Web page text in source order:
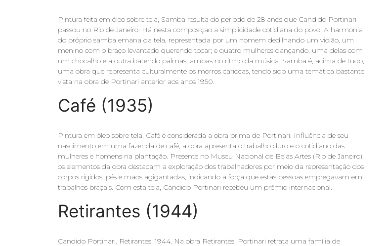
Pintura feita em óleo sobre tela, Samba resulta do período de 28 anos que Candido Portinari
passou no Rio de Janeiro. Há nesta composição a simplicidade cotidiana do povo. A harmonia
do próprio samba emana da tela, representada por um homem dedilhando um violão, um
menino com o braço levantado querendo tocar; e quatro mulheres dançando, uma delas com
um chocalho e a outra batendo palmas, ambas no ritmo da música. Samba é, acima de tudo,
uma obra que representa culturalmente os morros cariocas, tendo sido uma temática bastante
vista na obra de Portinari anterior aos anos 1950.
Café (1935)
Pintura em óleo sobre tela, Café é considerada a obra prima de Portinari. Influência de seu
nascimento em uma fazenda de café, a obra apresenta o trabalho duro e o cotidiano das
mulheres e homens na plantação. Presente no Museu Nacional de Belas Artes (Rio de Janeiro),
os elementos da obra destacam a exploração dos trabalhadores por meio da representação dos
corpos rígidos, pés e mãos agigantadas, indicando a força que estas pessoas empregavam em
trabalhos braçais. Com esta tela, Candido Portinari recebeu um prêmio internacional.
Retirantes (1944)
Candido Portinari. Retirantes. 1944. Na obra Retirantes, Portinari retrata uma família de